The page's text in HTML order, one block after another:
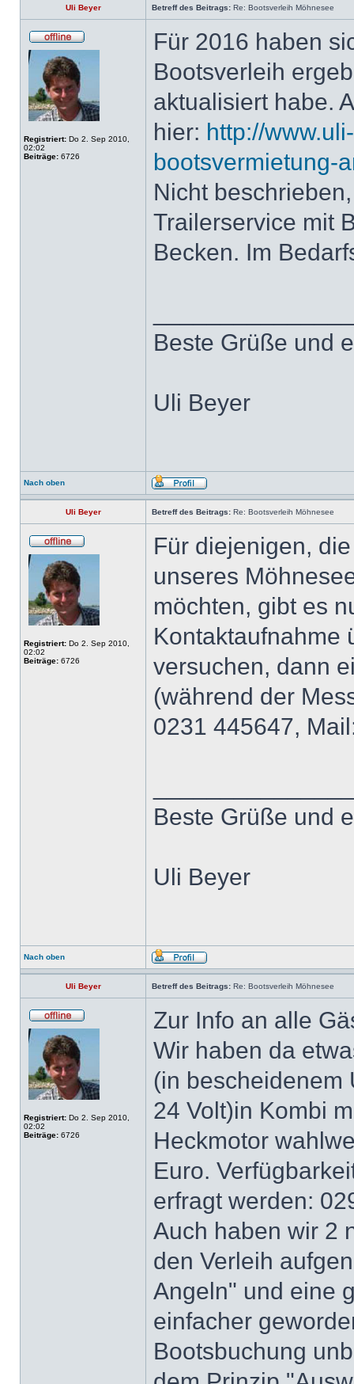
Uli Beyer Betreff des Beitrags: Re: Bootsverleih Möhnesee
Registriert: Do 2. Sep 2010,
02:02
Beiträge: 6726
Für 2016 haben
Bootsverleih
aktualisiert habe.
hier: http://
bootsvermietung-
Nicht
Trailerservice mit
Becken. Im
Beste Grüße und
Uli Beyer
Nach oben
Uli Beyer Betreff des Beitrags: Re: Bootsverleih Möhnesee
Registriert: Do 2. Sep 2010,
02:02
Beiträge: 6726
Für diejenigen,
unseres
möchten, gibt es
Kontaktaufnahme
versuchen, dann
(während der
0231 445647,
Beste Grüße und
Uli Beyer
Nach oben
Uli Beyer Betreff des Beitrags: Re: Bootsverleih Möhnesee
Registriert: Do 2. Sep 2010,
02:02
Beiträge: 6726
Zur Info an alle
Wir haben da
(in bescheidenem
24 Volt)in Kombi
Heckmotor
Euro.
erfragt werden:
Auch haben wir 2
den Verleih
Angeln" und eine
einfacher
Bootsbuchung